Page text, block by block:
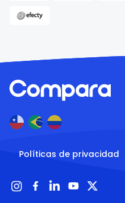
Políticas de privacidad